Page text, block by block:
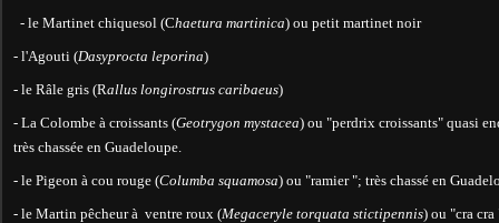
- le Martinet chiquesol (Chaetura martinica) ou petit martinet noir
- l'Agouti (Dasyprocta leporina)
- le Râle gris (Rallus longirostrus caribaeus)
- La Colombe à croissants (Geotrygon mystacea) ou "perdrix croissants" quasi
très chassée en Guadeloupe.
- le Pigeon à cou rouge (Columba squamosa) ou "ramier "; très chassé en
- le Martin pêcheur à ventre roux (Megaceryle torquata stictipennis) ou "cra cra